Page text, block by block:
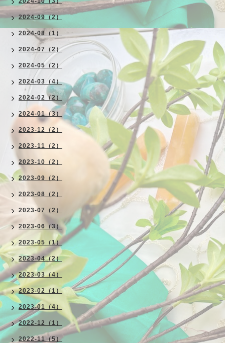
2024-09（2）
2024-08（1）
2024-07（2）
2024-05（2）
2024-03（4）
2024-02（2）
2024-01（3）
2023-12（2）
2023-11（2）
2023-10（2）
2023-09（2）
2023-08（2）
2023-07（2）
2023-06（3）
2023-05（1）
2023-04（2）
2023-03（4）
2023-02（1）
2023-01（4）
2022-12（1）
2022-11（5）